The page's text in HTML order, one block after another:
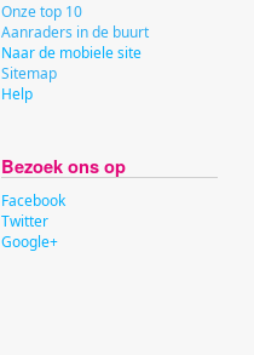
Onze top 10
Aanraders in de buurt
Naar de mobiele site
Sitemap
Help
Bezoek ons op
Facebook
Twitter
Google+